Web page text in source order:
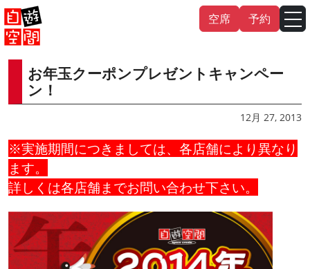
Skip
to
content
空席 予約
お年玉クーポンプレゼントキャンペー
ン！
12月 27, 2013
※実施期間につきましては、各店舗により異なり
ます。
詳しくは各店舗までお問い合わせ下さい。
English 中文（繁體 ） 中文（简
日本語